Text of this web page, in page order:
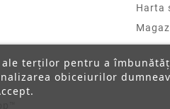
Harta
terților pentru a
obiceiurilor